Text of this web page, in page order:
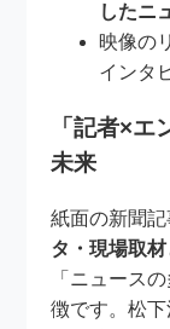
したニ
映像の
インタ
「記者×
未来
紙面の新聞
タ・現場取材
「ニュース
徴です。松